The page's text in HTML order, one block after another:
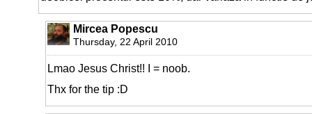
Mircea Popescu
Thursday, 22 April 2010
Lmao Jesus Christ!! I = noob.
Thx for the tip :D